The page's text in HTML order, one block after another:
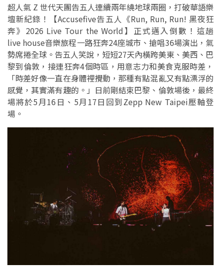
超人氣 Z 世代天團告五人連續兩年繞地球兩圈，打破華語樂
壇新紀錄！【Accusefive告五人《Run, Run, Run! 黑夜狂
奔》2026 Live Tour the World】正式邁入倒數！這趟
live house音樂旅程一路狂奔24座城市、搶唱36場演出，氣
勢席捲全球。告五人笑說，短短27天內橫跨美東、美西、巴
黎到倫敦，接連狂奔4個時區，用意志力和美食克服時差，
「時差好像一直在身體裡攪動，那種有點混亂又有點漂浮的
感覺，其實滿有趣的。」日前剛結束巴黎、倫敦場後，最終
場將於5月16日、5月17日回到Zepp New Taipei壓軸登
場。